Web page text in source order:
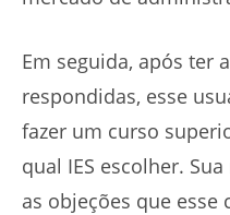
Em seguida, após ter
respondidas, esse
fazer um curso
qual IES escolher.
as objeções que esse